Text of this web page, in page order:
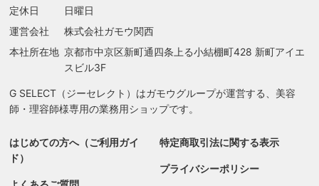
定休日
日曜日
運営会社
株式会社ガモウ関西
本社所在地 京都市中京区新町通四条上る小結棚町428 新町アイエ
スビル3F
G SELECT（ジーセレクト）はガモウグループが運営する、美容
師・理容師様専用の業務用ショップです。
はじめての方へ（ご利用ガイ
ド）
特定商取引法に関する表示
プライバシーポリシー